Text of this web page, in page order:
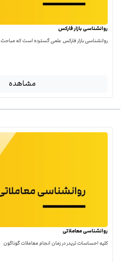
روانشناسی بازار فارکس
روانشناسی بازار فارکس علمی گسترده است که مباحث
مشاهده
روانشناسی معاملاتی
کلیه احساسات تریدر در زمان انجام معاملات گوناگون